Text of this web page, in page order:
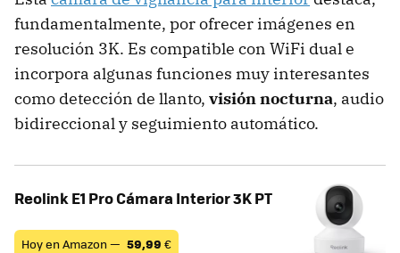
fundamentalmente, por ofrecer imágenes en
resolución 3K. Es compatible con WiFi dual e
incorpora algunas funciones muy interesantes
como detección de llanto, visión nocturna, audio
bidireccional y seguimiento automático.
Reolink E1 Pro Cámara Interior 3K PT
Hoy en Amazon — 59,99 €